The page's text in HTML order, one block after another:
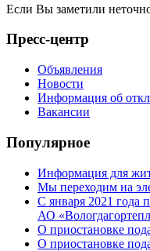
Если Вы заметили
Пресс-центр
Объявления
Новости
Информация об
Вакансии
Популярное
Информация для
Мы переходим на
С января 2021 года
АО
О приостановке
О приостановке